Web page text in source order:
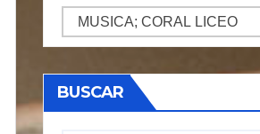
CATEGORIAS
BUSCAR